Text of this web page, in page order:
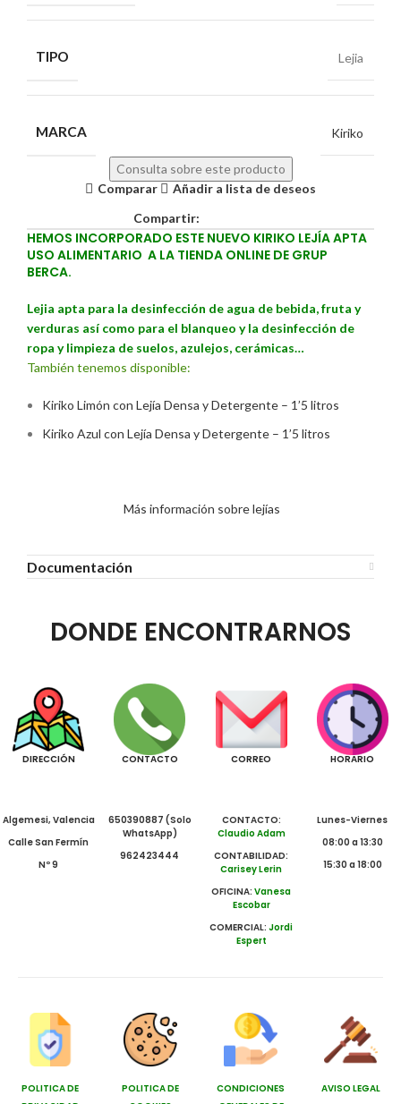
TIPO Lejia
MARCA Kiriko
Consulta sobre este producto
Comparar
Añadir a lista de deseos
Compartir:
HEMOS INCORPORADO ESTE NUEVO KIRIKO LEJÍA APTA
USO ALIMENTARIO A LA TIENDA ONLINE DE GRUP
BERCA.
Lejia apta para la desinfección de agua de bebida, fruta y
verduras así como para el blanqueo y la desinfección de
ropa y limpieza de suelos, azulejos, cerámicas…
También tenemos disponible:
Kiriko Limón con Lejía Densa y Detergente – 1’5 litros
Kiriko Azul con Lejía Densa y Detergente – 1’5 litros
Más información sobre lejías
Documentación
DONDE ENCONTRARNOS
DIRECCIÓN
Algemesi, Valencia
Calle San Fermín
Nº 9
CONTACTO
650390887 (Solo
WhatsApp)
962423444
CORREO
CONTACTO:
Claudio Adam
CONTABILIDAD:
Carisey Lerin
OFICINA:Vanesa
Escobar
COMERCIAL:Jordi
Espert
HORARIO
Lunes-Viernes
08:00 a 13:30
15:30 a 18:00
POLITICA DE
POLITICA DE
CONDICIONES
AVISO LEGAL